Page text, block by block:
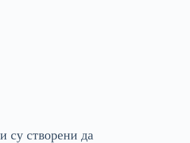
су створени да